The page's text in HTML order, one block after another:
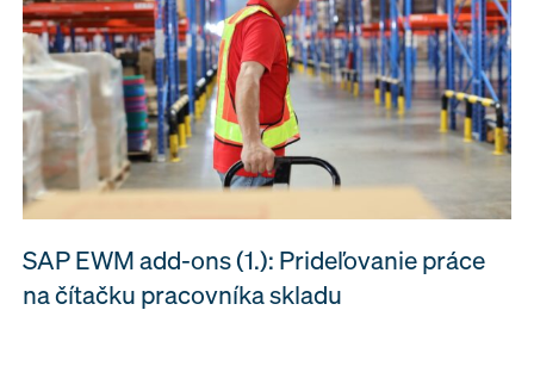
SAP EWM add-ons (1.): Prideľovanie práce
na čítačku pracovníka skladu